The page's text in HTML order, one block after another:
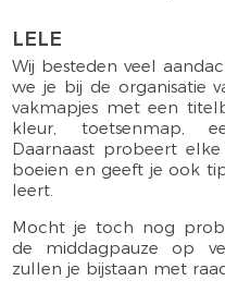
LELE
Wij besteden veel
we je bij de organisatie
vakmapjes met een
kleur, toetsenmap,
Daarnaast probeert
boeien en geeft je ook
leert.
Mocht je toch nog
de middagpauze op
zullen je bijstaan met